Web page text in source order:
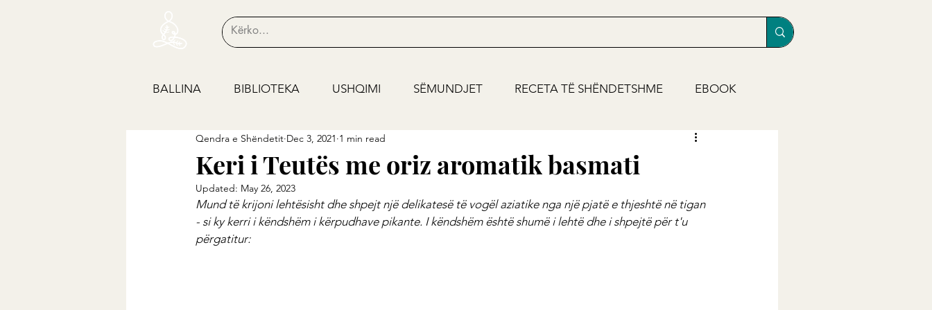
BALLINA BIBLIOTEKA USHQIMI SËMUNDJET RECETA TË SHËNDETSHME EBOOK
Keri i Teutës me oriz aromatik basmati
Qendra e Shëndetit Dec 3, 2021 1 min read
Updated: May 26, 2023
Mund të krijoni lehtësisht dhe shpejt një delikatesë të vogël aziatike nga një pjatë e thjeshtë në tigan
- si ky kerri i këndshëm i kërpudhave pikante. I këndshëm është shumë i lehtë dhe i shpejtë për t'u
përgatitur: